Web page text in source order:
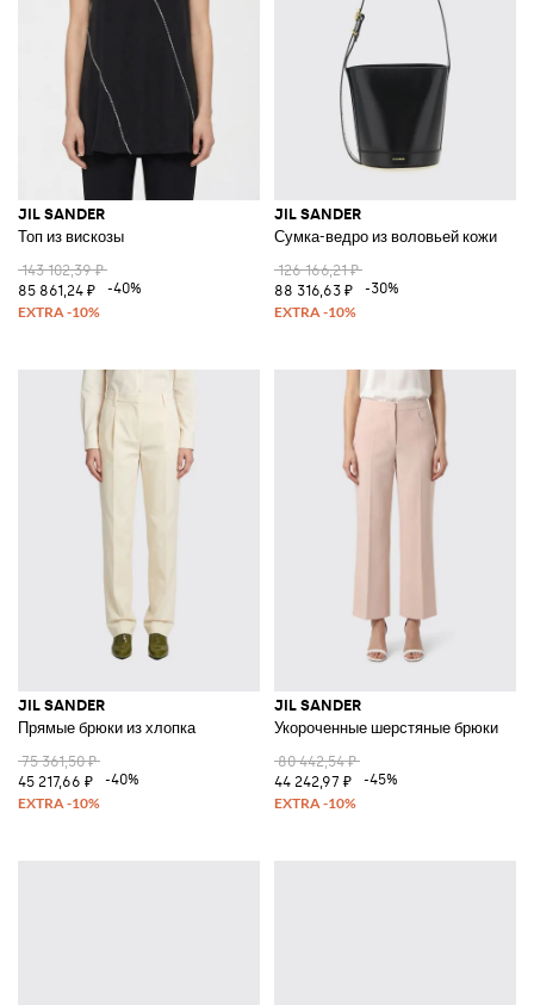
JIL SANDER
Топ из вискозы
143 102,39 ₽
85 861,24 ₽
-40%
JIL SANDER
Сумка-ведро из воловьей кожи
126 166,21 ₽
88 316,63 ₽
-30%
JIL SANDER
Прямые брюки из хлопка
75 361,50 ₽
45 217,66 ₽
-40%
JIL SANDER
Укороченные шерстяные брюки
80 442,54 ₽
44 242,97 ₽
-45%